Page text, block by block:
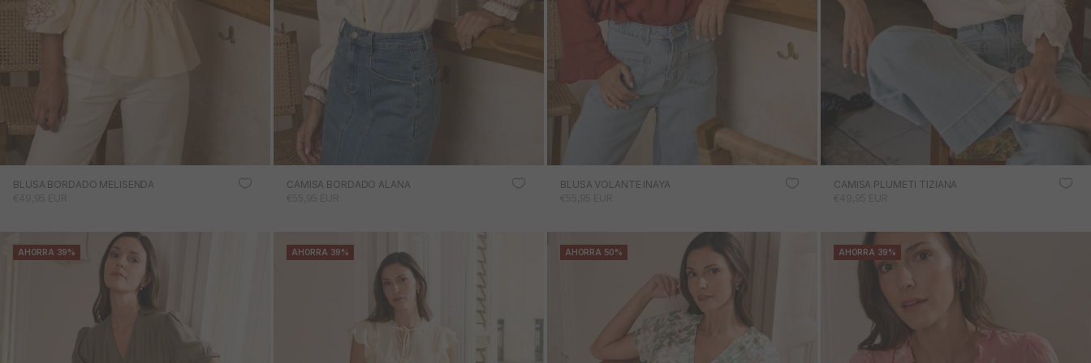
BLUSA BORDADO MELISENDA
CAMISA BORDADO ALANA
BLUSA VOLANTE INAYA
CAMISA PLUMETI TIZIANA
AHORRA 39% AHORRA 39% AHORRA 50% AHORRA 39%